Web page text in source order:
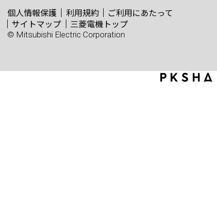
個人情報保護 利用規約
ご利用にあたって
サイトマップ
三菱電機トップ
© Mitsubishi Electric Corporation